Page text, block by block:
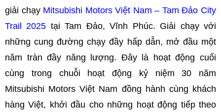
giải chạyMitsubishi Motors Việt Nam – Tam Đảo City
Trail 2025 tại Tam Đảo, Vĩnh Phúc. Giải chạy với
những cung đường chạy đầy hấp dẫn, mở đầu một
năm tràn đầy năng lượng. Đây là hoạt động cuối
cùng trong chuỗi hoạt động kỷ niệm 30 năm
Mitsubishi Motors Việt Nam đồng hành cùng khách
hàng Việt, khởi đầu cho những hoạt động tiếp theo